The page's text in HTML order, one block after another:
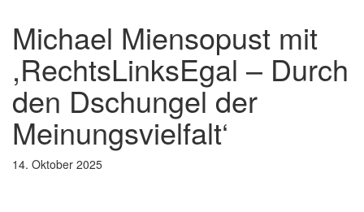
Michael Miensopust mit
,RechtsLinksEgal – Durch
den Dschungel der
Meinungsvielfalt‘
14. Oktober 2025